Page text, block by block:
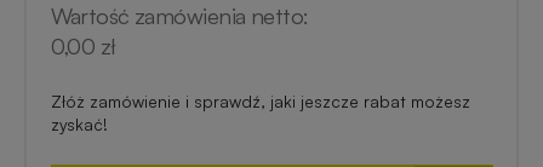
Wartość zamówienia netto:
0,00 zł
Złóż zamówienie i sprawdź, jaki jeszcze rabat możesz
zyskać!